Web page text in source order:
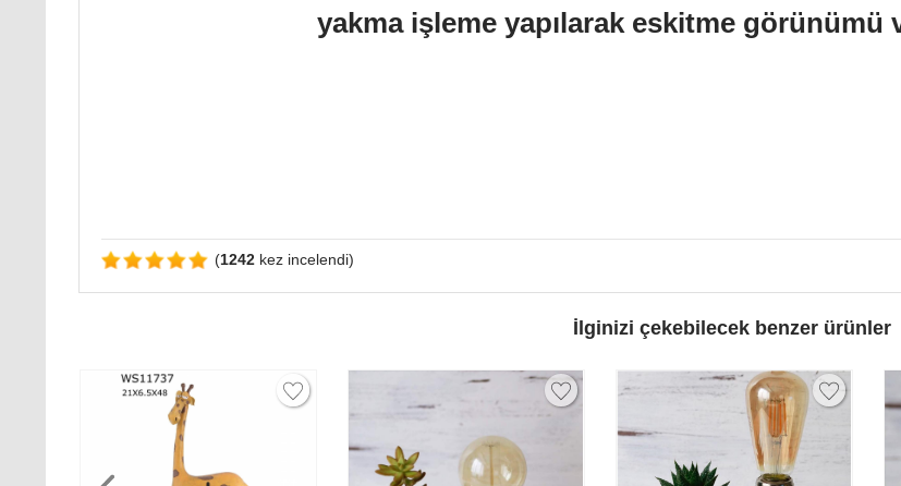
yakma işleme yapılarak eskitme görünümü
(1242 kez incelendi)
İlginizi çekebilecek benzer ürünler